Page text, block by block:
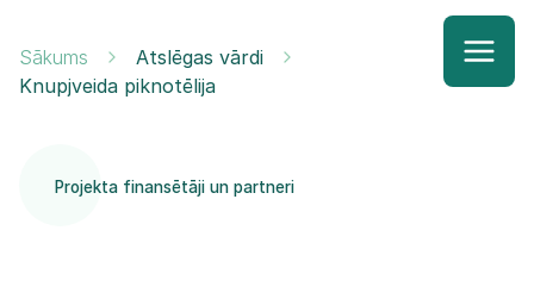
Sākums
Atslēgas vārdi
Knupjveida piknotēlija
Projekta finansētāji un partneri